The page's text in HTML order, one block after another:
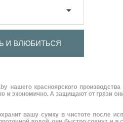
И ВЛЮБИТЬСЯ
нашего красноярского
и экономично. А защищают от грязи
вашу сумку в чистоте после